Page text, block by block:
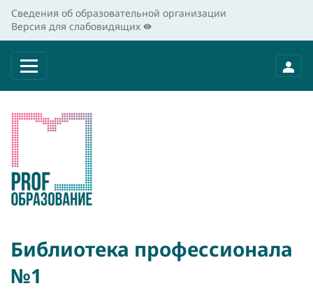
Сведения об образовательной организации
Версия для слабовидящих
Библиотека профессионала
№1